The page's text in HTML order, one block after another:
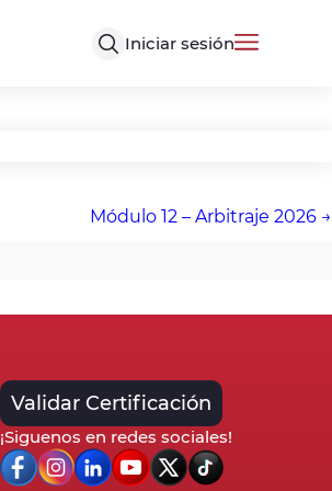
Iniciar sesión
Módulo 12 – Arbitraje 2026
Validar Certificación
¡Siguenos en redes sociales!